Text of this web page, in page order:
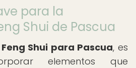
para la
Shui de Pascua
Shui para Pascua, es
elementos que